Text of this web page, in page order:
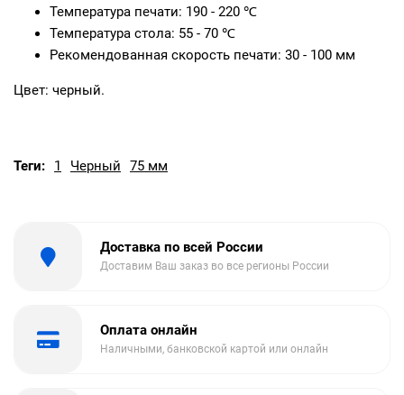
Температура печати: 190 - 220 ℃
Температура стола: 55 - 70 ℃
Рекомендованная скорость печати: 30 - 100 мм
Цвет: черный.
Теги: 1 Черный 75 мм
Доставка по всей России
Доставим Ваш заказ во все регионы России
Оплата онлайн
Наличными, банковской картой или онлайн